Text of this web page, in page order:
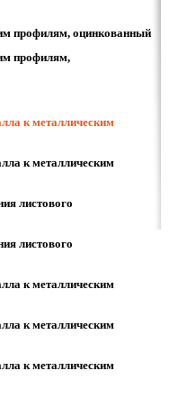
профилям, оцинкованный
профилям,
к металлическим
к металлическим
листового
листового
к металлическим
к металлическим
к металлическим